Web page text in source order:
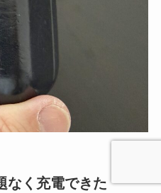
く充電できた